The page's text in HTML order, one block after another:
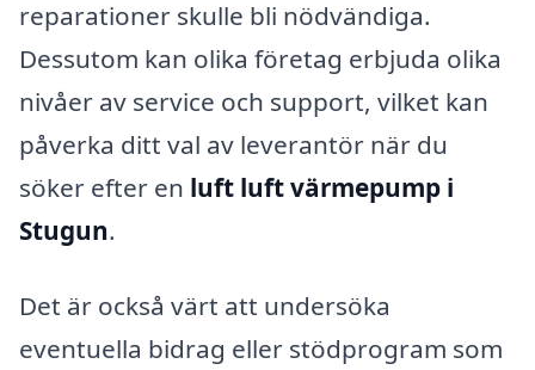
reparationer skulle bli nödvändiga.
Dessutom kan olika företag erbjuda olika
nivåer av service och support, vilket kan
påverka ditt val av leverantör när du
söker efter en luft luft värmepump i
Stugun.
Det är också värt att undersöka
eventuella bidrag eller stödprogram som